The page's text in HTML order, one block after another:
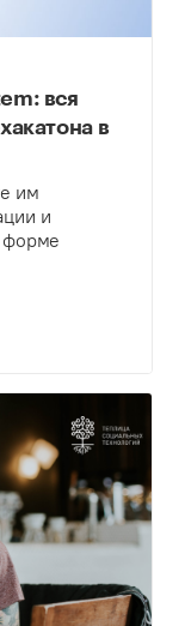
вся
в
им
и
форме